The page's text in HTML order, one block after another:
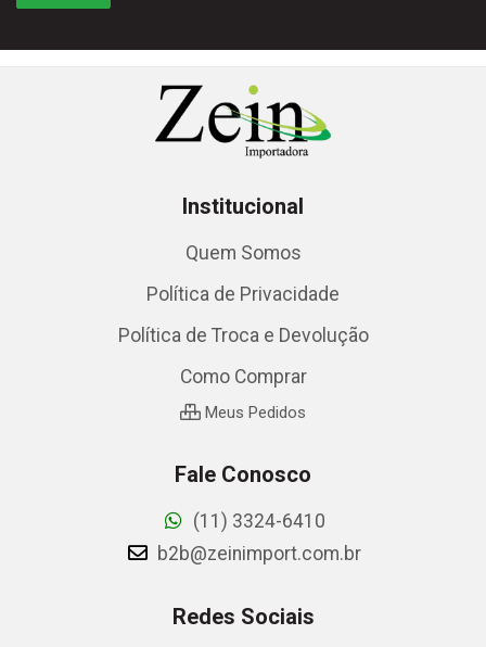
Institucional
Quem Somos
Política de Privacidade
Política de Troca e Devolução
Como Comprar
Meus Pedidos
Fale Conosco
(11) 3324-6410
b2b@zeinimport.com.br
Redes Sociais